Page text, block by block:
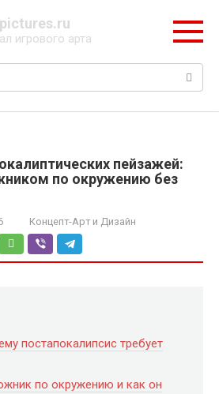
игрового арта
пейзажей:
по окружению без
Концепт-Арт и Дизайн
постапокалипсис требует
по окружению и как он